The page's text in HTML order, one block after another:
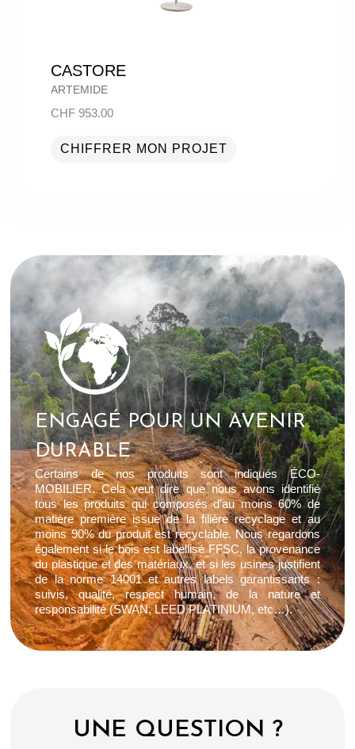
CASTORE
ARTEMIDE
CHF953.00
CHIFFRER MON PROJET
ENGAGÉ POUR UN AVENIR
DURABLE
Certains de nos produits sont indiqués ÉCO-
MOBILIER. Cela veut dire que nous avons identifié
tous les produits qui composés d’au moins 60% de
matière première issue de la filière recyclage et au
moins 90% du produit est recyclable. Nous regardons
également si le bois est labellisé FFSC, la provenance
du plastique et des matériaux, et si les usines justifient
de la norme 14001 et autres labels garantissants :
suivis, qualité, respect humain, de la nature et
responsabilité (SWAN, LEED PLATINIUM, etc…).
UNE QUESTION ?